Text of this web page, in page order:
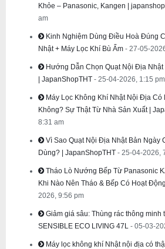
Khỏe – Panasonic, Kangen |
am
Kinh Nghiệm Dùng Điều Hoà Đúng
Nhật + Máy Lọc Khí Bù Ẩm - 27-05-
Hướng Dẫn Chọn Quạt Nội Địa Nhật
| JapanShopTHT - 25-04-2026, 1:15 pm
Máy Lọc Không Khí Nhật Nội Địa Có
Không? Sự Thật Từ Nhà Sản Xuất |
8:31 am
Vì Sao Quạt Nội Địa Nhật Bản Ngày
Dùng? | JapanShopTHT - 25-04-2026,
Tháo Lò Nướng Bếp Từ Panasonic
Khi Nào Nên Tháo & Bếp Có Hoạt
2026, 9:56 pm
Giảm giá sâu: Thùng rác thông minh
SENSIBLE ECO LIVING 47L - 05-03-
Máy lọc không khí Nhật nội địa có